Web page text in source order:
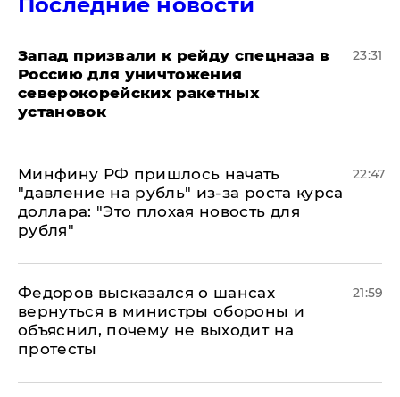
Запад призвали к рейду спецназа в
Россию для уничтожения
северокорейских ракетных
установок
23:31
Минфину РФ пришлось начать
"давление на рубль" из-за роста курса
доллара: "Это плохая новость для
рубля"
22:47
Федоров высказался о шансах
вернуться в министры обороны и
объяснил, почему не выходит на
протесты
21:59